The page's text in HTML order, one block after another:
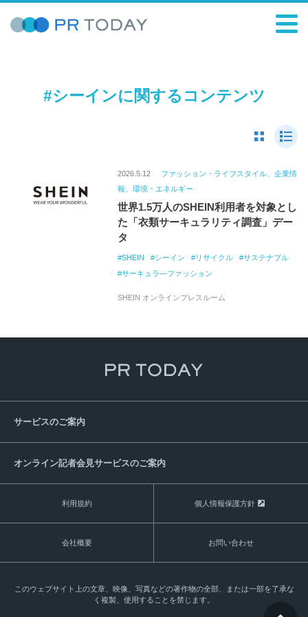
#シーインに関するコンテンツ
2026.5.12
ファッション・ライフスタイル、企業情
報、環境・エネルギー
世界1.5万人のSHEIN利用者を対象とし
た「衣類サーキュラリティ調査」デー
タ
SHEIN シーイン リサイクル
サステナブル
サーキュラ―ファッション
SHEIN オンラインプレスルーム
サービスのご案内
オンライン記者会見サービスのご案内
利用規約 個人情報保護方針
会社概要 お問い合わせ
このウェブサイト上の文章、映像、写真などの著作物の全部、または一部を了承な
く複製、使用することを禁じます。